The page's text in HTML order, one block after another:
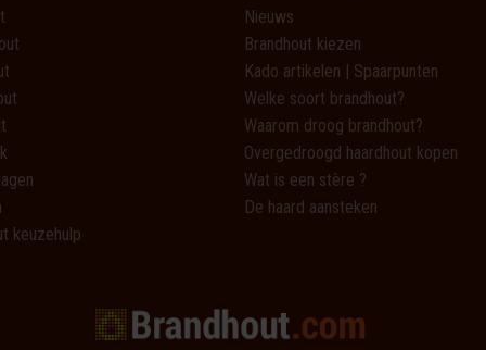
keuzehulp
Nieuws
Brandhout kiezen
Kado artikelen | Spaarpunten
Welke soort brandhout?
Waarom droog brandhout?
Overgedroogd haardhout kopen
Wat is een stère ?
De haard aansteken